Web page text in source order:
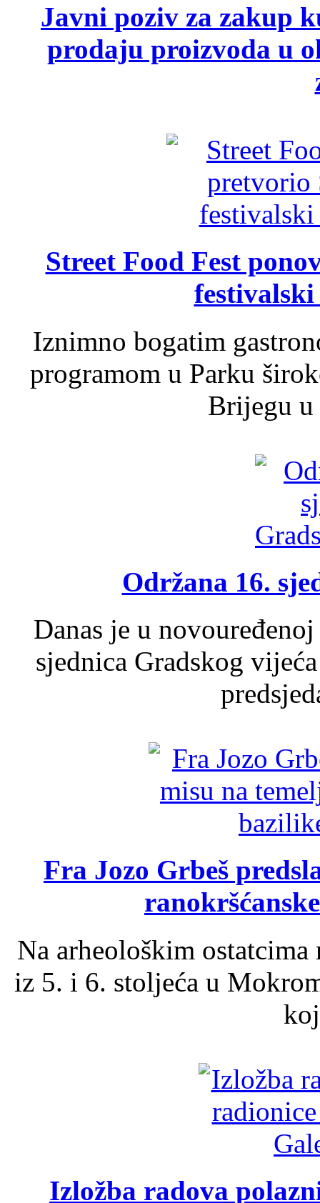
Javni poziv za zakup
prodaju proizvoda u
Street Food Fest
Iznimno bogatim
programom u Parku
Brijegu u
Održana 16.
Danas je u
sjednica Gradskog
Fra Jozo Grbeš
Na arheološkim
iz 5. i 6. stoljeća u
Izložba radova